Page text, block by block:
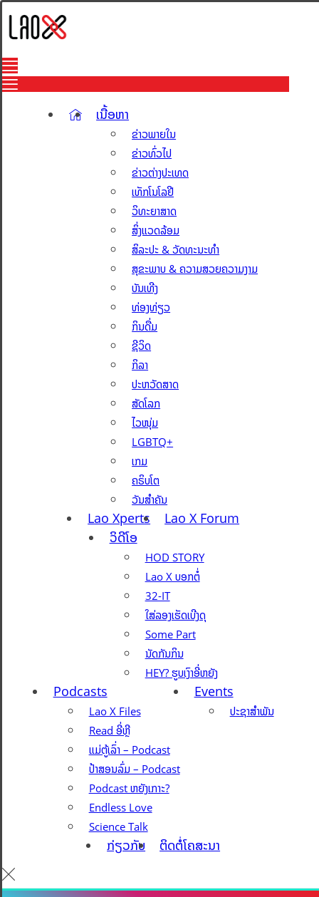
ເນື້ອຫາ
ຂ່າວພາຍໃນ
ຂ່າວທົ່ວໄປ
ຂ່າວຕ່າງປະເທດ
ເທັກໂນໂລຢີ
ວິທະຍາສາດ
ສິ່ງແວດລ້ອມ
ສິລະປະ & ວັດທະນະທຳ
ສຸຂະພາບ & ຄວາມສວຍຄວາມງາມ
ບັນເທີງ
ທ່ອງທ່ຽວ
ກິນດື່ມ
ຊີວິດ
ກິລາ
ປະຫວັດສາດ
ສັດໂລກ
ໄວໜຸ່ມ
LGBTQ+
ເກມ
ຄຣິບໂຕ
ວັນສຳຄັນ
Lao Xperts
Lao X Forum
ວິດີໂອ
HOD STORY
Lao X ບອກຕໍ່
32-IT
ໃສ່ລອງເຮັດເບີງດຸ
Some Part
ນັດກັນກິນ
HEY? ຮູບເງົາອີ່ຫຍັງ
Podcasts
Lao X Files
Read ອີ່ຫຼີ
ແມ່ຕູ້ເລົ່າ – Podcast
ປ້າສອນລົ່ມ – Podcast
Podcast ຫຍັງເກາະ?
Endless Love
Science Talk
Events
ປະຊາສຳພັນ
ກ່ຽວກັບ ຕິດຕໍ່ໂຄສະນາ